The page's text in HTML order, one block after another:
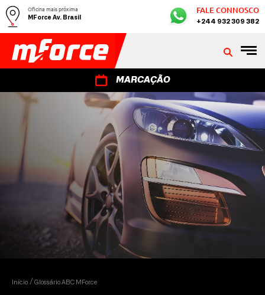
Oficina mais próxima
MForce Av. Brasil
FALE CONNOSCO
+244 932 309 382
MARCAÇÃO
Início Glossário ABC MForce